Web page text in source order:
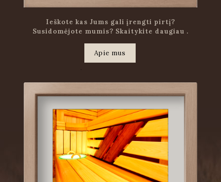
Ieškote kas Jums gali įrengti pirtį?
Susidomėjote mumis? Skaitykite daugiau .
.
Apie mus